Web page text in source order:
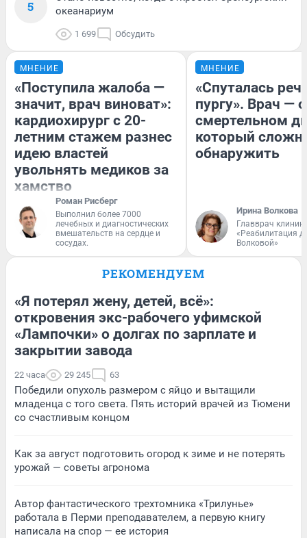
5
океанариум
1 699 Обсудить
МНЕНИЕ
«Поступила жалоба —
значит, врач виноват»:
кардиохирург с 20-
летним стажем разнес
идею властей
увольнять медиков за
хамство
Роман Рисберг
Выполнил более 7000
лечебных и диагностических
вмешательств на сердце и
сосудах.
МНЕНИЕ
«Спуталась
пургу». Врач — о
смертельном
который
обнаружить
Ирина Волкова
Главврач
«Реабилитация
Волковой»
РЕКОМЕНДУЕМ
«Я потерял жену, детей, всё»:
откровения экс-рабочего уфимской
«Лампочки» о долгах по зарплате и
закрытии завода
22 часа 29 245 63
Победили опухоль размером с яйцо и вытащили
младенца с того света. Пять историй врачей из Тюмени
со счастливым концом
Как за август подготовить огород к зиме и не потерять
урожай — советы агронома
Автор фантастического трехтомника «Трилунье»
работала в Перми преподавателем, а первую книгу
написала на спор — ее история